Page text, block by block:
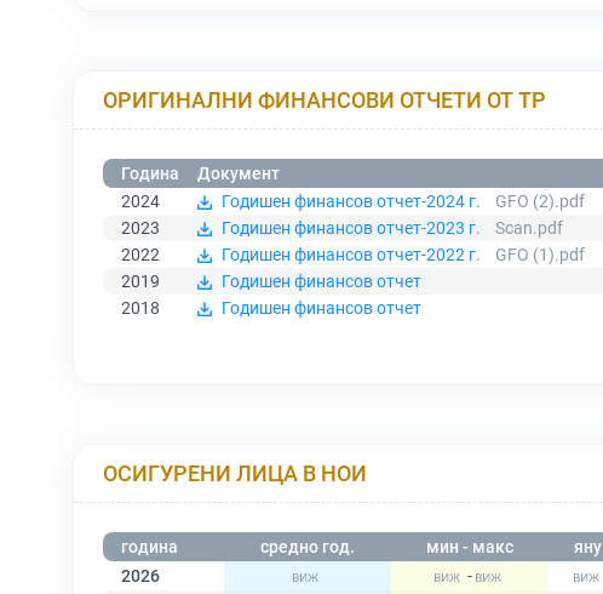
ОРИГИНАЛНИ ФИНАНСОВИ ОТЧЕТИ ОТ ТР
Година
Документ
2024
Годишен финансов отчет-2024 г.
GFO (2).pdf
2023
Годишен финансов отчет-2023 г.
Scan.pdf
2022
Годишен финансов отчет-2022 г.
GFO (1).pdf
2019
Годишен финансов отчет
2018
Годишен финансов отчет
ОСИГУРЕНИ ЛИЦА В НОИ
година средно год. мин - макс яну
2026
-